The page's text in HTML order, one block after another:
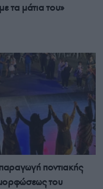
τα μάτια του»
ποντιακής
του